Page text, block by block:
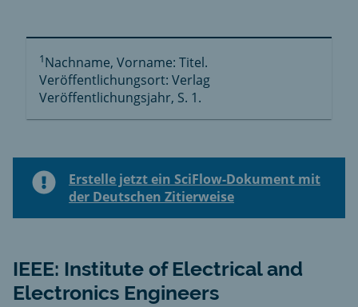
1Nachname, Vorname: Titel.
Veröffentlichungsort: Verlag
Veröffentlichungsjahr, S. 1.
Erstelle jetzt ein SciFlow-Dokument mit
der Deutschen Zitierweise
IEEE: Institute of Electrical and
Electronics Engineers